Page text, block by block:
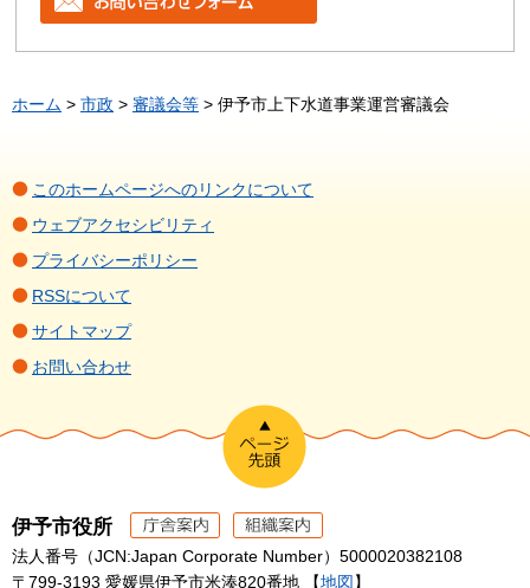
ホーム > 市政 > 審議会等 > 伊予市上下水道事業運営審議会
このホームページへのリンクについて
ウェブアクセシビリティ
プライバシーポリシー
RSSについて
サイトマップ
お問い合わせ
伊予市役所
法人番号（JCN:Japan Corporate Number）5000020382108
〒799-3193 愛媛県伊予市米湊820番地 【地図 】